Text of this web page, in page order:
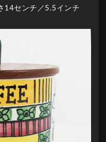
14センチ／5.5インチ